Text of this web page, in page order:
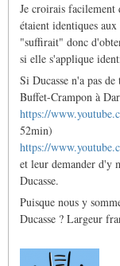
Je croirais facilement
étaient identiques
"suffirait" donc
si elle s'applique
Si Ducasse n'a pas
Buffet-Crampon à
https://
52min)
https://
et leur demander d'y
Ducasse.
Puisque nous y
Ducasse ? Largeur